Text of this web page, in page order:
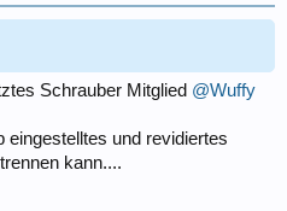
Schrauber Mitglied @Wuffy
eingestelltes und revidiertes
kann....